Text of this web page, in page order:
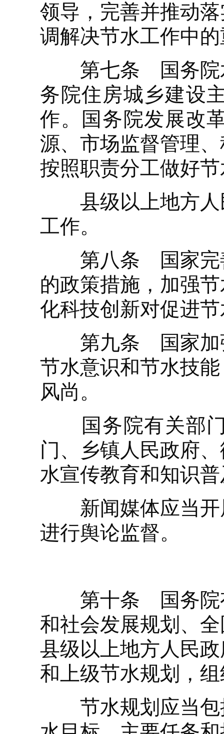
领导，完善并推动
调解决节水工作中
第七条 国务院水
务院住房城乡建设
作。国务院发展改
源、市场监督管理
按照职责分工做好
县级以上地方人
工作。
第八条 国家完善
的政策措施，加强
化科技创新对促进
第九条 国家加强
节水意识和节水技
风尚。
国务院有关部门
门、乡镇人民政府
水宣传教育和知识
新闻媒体应当开
进行舆论监督。
第十条 国务院有
和社会发展规划、
县级以上地方人民
和上级节水规划，
节水规划应当包